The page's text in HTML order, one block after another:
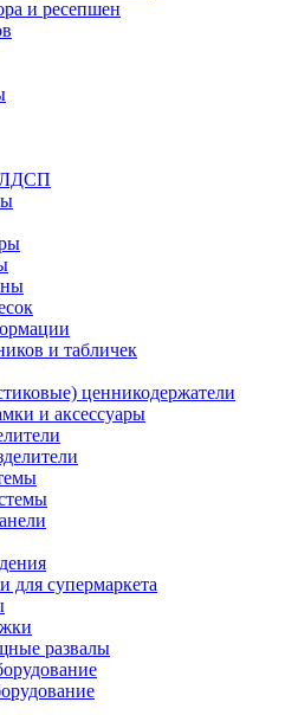
и ресепшен
ЛДСП
и табличек
ценникодержатели
и аксессуары
для супермаркета
развалы